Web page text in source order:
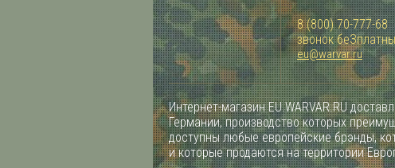
8 (800) 70-777-68
звонок
eu@warvar.ru
Интернет-магазин EU.WARVAR.RU
Германии, производство которых
доступны любые европейские брэнды,
и которые продаются на территории